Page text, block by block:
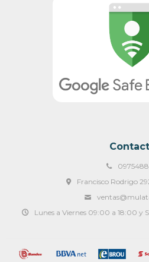
Francisco Rodrigo
Lunes a Viernes 09:00 a 18:00 y